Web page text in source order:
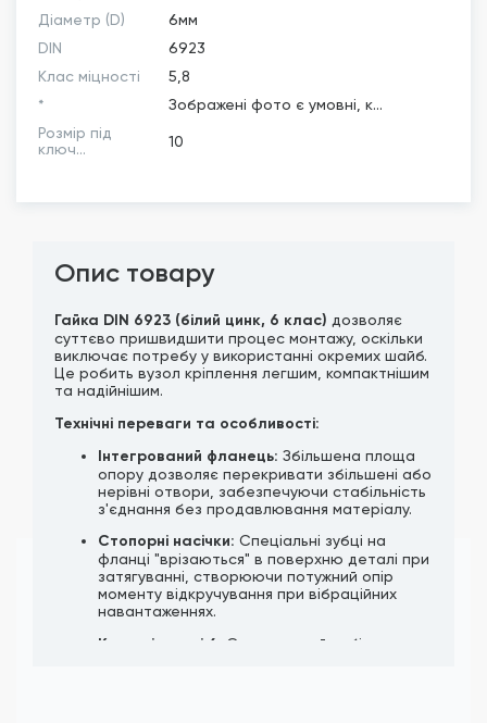
Діаметр (D)
6мм
DIN
6923
Клас міцності
5,8
*
Зображені фото є умовні, к...
Розмір під
ключ...
10
Опис товару
Гайка DIN 6923 (білий цинк, 6 клас) дозволяє
суттєво пришвидшити процес монтажу, оскільки
виключає потребу у використанні окремих шайб.
Це робить вузол кріплення легшим, компактнішим
та надійнішим.
Технічні переваги та особливості:
Інтегрований фланець: Збільшена площа
опору дозволяє перекривати збільшені або
нерівні отвори, забезпечуючи стабільність
з'єднання без продавлювання матеріалу.
Стопорні насічки: Спеціальні зубці на
фланці "врізаються" в поверхню деталі при
затягуванні, створюючи потужний опір
моменту відкручування при вібраційних
навантаженнях.
Клас міцності 6:
Оптимальний вибір для